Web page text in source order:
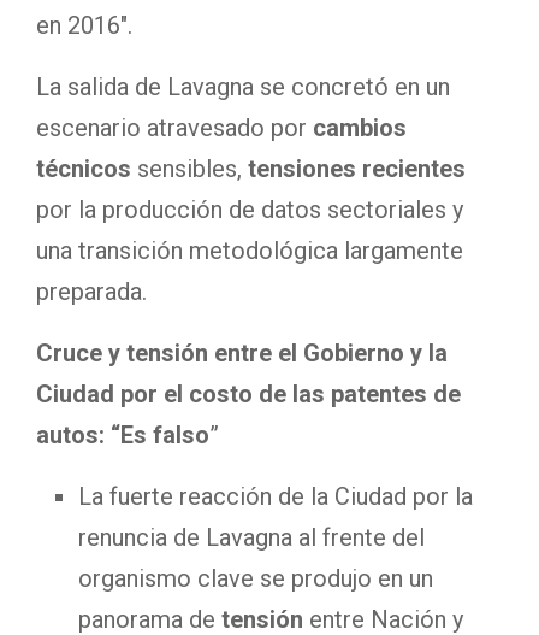
en 2016″.
La salida de Lavagna se concretó en un
escenario atravesado por cambios
técnicos sensibles, tensiones recientes
por la producción de datos sectoriales y
una transición metodológica largamente
preparada.
Cruce y tensión entre el Gobierno y la
Ciudad por el costo de las patentes de
autos: “Es falso”
La fuerte reacción de la Ciudad por la
renuncia de Lavagna al frente del
organismo clave se produjo en un
panorama de tensión entre Nación y